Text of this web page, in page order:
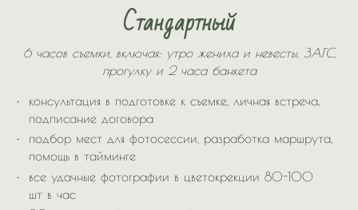
Стандартный
6 часов съемки, включая: утро жениха и невесты, ЗАГС,
прогулку и 2 часа банкета
консультация в подготовке к съемке, личная встреча,
подписание договора
подбор мест для фотосессии, разработка маршрута,
помощь в тайминге
все удачные фотографии в цветокрекции 80-100
шт в час